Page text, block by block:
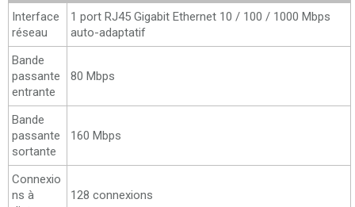
Interface
réseau
1 port RJ45 Gigabit Ethernet 10 / 100 / 1000 Mbps
auto-adaptatif
Bande
passante
entrante
80 Mbps
Bande
passante
sortante
160 Mbps
Connexio
ns à
128 connexions